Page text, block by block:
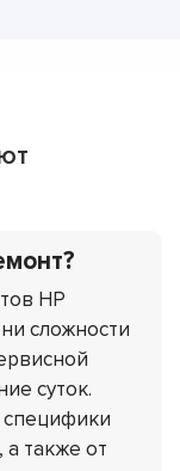
HP
сложности
суток.
специфики
также от